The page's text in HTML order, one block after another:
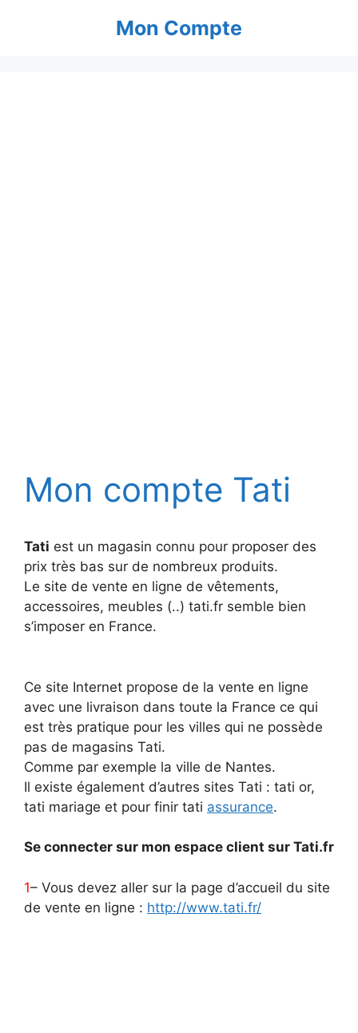
Mon Compte
Mon compte Tati
Tati est un magasin connu pour proposer des
prix très bas sur de nombreux produits.
Le site de vente en ligne de vêtements,
accessoires, meubles (..) tati.fr semble bien
s’imposer en France.
Ce site Internet propose de la vente en ligne
avec une livraison dans toute la France ce qui
est très pratique pour les villes qui ne possède
pas de magasins Tati.
Comme par exemple la ville de Nantes.
Il existe également d’autres sites Tati : tati or,
tati mariage et pour finir tati assurance.
Se connecter sur mon espace client sur Tati.fr
1– Vous devez aller sur la page d’accueil du site
de vente en ligne : http://www.tati.fr/